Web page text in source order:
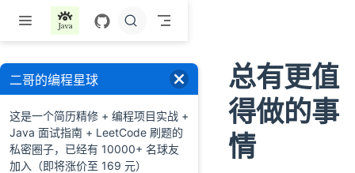
跳至主要內容
总有更值
得做的事
情
二哥的编程星球
这是一个简历精修 + 编程项目实战 +
Java 面试指南 + LeetCode 刷题的
私密圈子，已经有 10000+ 名球友
加入（即将涨价至 169 元）